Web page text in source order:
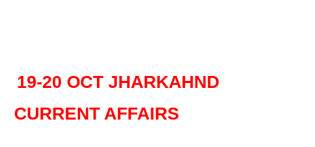
19-20 OCT JHARKAHND
CURRENT AFFAIRS